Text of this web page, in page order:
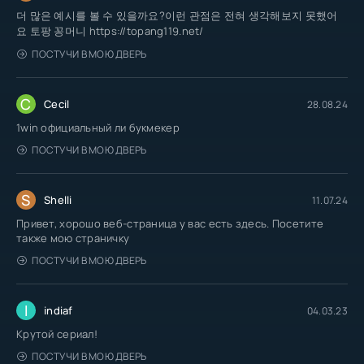
더 많은 예시를 볼 수 있을까요?이런 관점은 전혀 생각해보지 못했어
요 토팡 꽁머니 https://topang119.net/
ПОСТУЧИ В МОЮ ДВЕРЬ
C Cecil 28.08.24
1win официальный ли букмекер
ПОСТУЧИ В МОЮ ДВЕРЬ
S Shelli 11.07.24
Привет, хорошо веб-страница у вас есть здесь. Посетите
также мою страничку
ПОСТУЧИ В МОЮ ДВЕРЬ
I indiaf 04.03.23
Крутой сериал!
ПОСТУЧИ В МОЮ ДВЕРЬ